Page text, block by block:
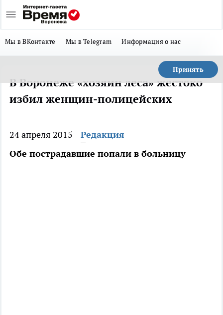
Мы в ВКонтакте Мы в Telegram Информация о нас
Принять
В Воронеже «хозяин леса» жестоко
избил женщин-полицейских
24 апреля 2015
Редакция
Обе пострадавшие попали в больницу